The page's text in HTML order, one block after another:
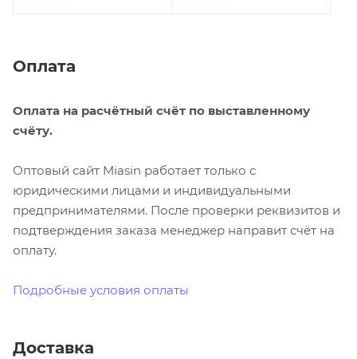
Оплата
Оплата на расчётный счёт по выставленному
счёту.
Оптовый сайт Miasin работает только с
юридическими лицами и индивидуальными
предпринимателями. После проверки реквизитов и
подтверждения заказа менеджер направит счёт на
оплату.
Подробные условия оплаты
Доставка